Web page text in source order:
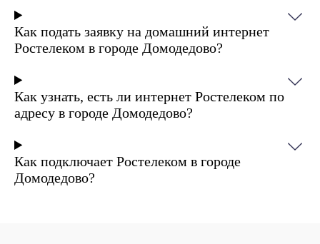
Как подать заявку на домашний интернет
Ростелеком в городе Домодедово?
Как узнать, есть ли интернет Ростелеком по
адресу в городе Домодедово?
Как подключает Ростелеком в городе
Домодедово?